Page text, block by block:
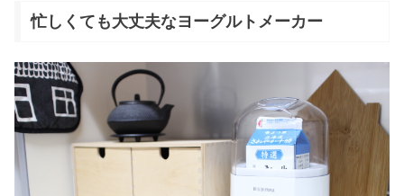
忙しくても大丈夫なヨーグルトメーカー